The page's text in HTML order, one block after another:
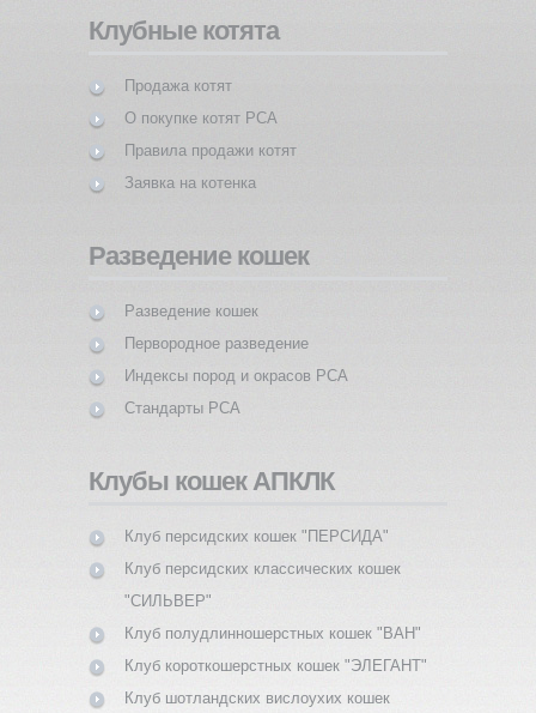
Клубные котята
Продажа котят
О покупке котят PCA
Правила продажи котят
Заявка на котенка
Разведение кошек
Разведение кошек
Первородное разведение
Индексы пород и окрасов PCA
Стандарты PCA
Клубы кошек АПКЛК
Клуб персидских кошек "ПЕРСИДА"
Клуб персидских классических кошек
"СИЛЬВЕР"
Клуб полудлинношерстных кошек "ВАН"
Клуб короткошерстных кошек "ЭЛЕГАНТ"
Клуб шотландских вислоухих кошек